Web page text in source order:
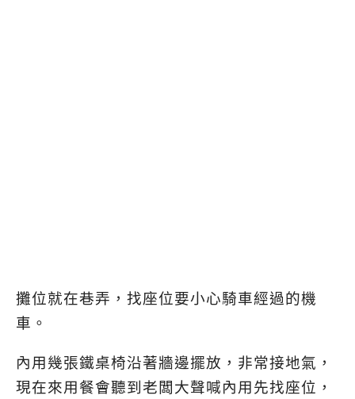
攤位就在巷弄，找座位要小心騎車經過的機
車。
內用幾張鐵桌椅沿著牆邊擺放，非常接地氣，
現在來用餐會聽到老闆大聲喊內用先找座位，